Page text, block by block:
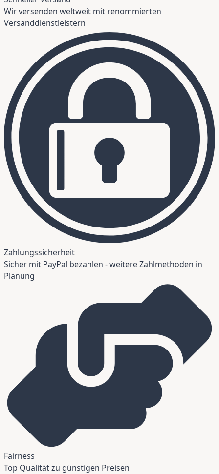
Wir versenden weltweit mit renommierten
Versanddienstleistern
Zahlungssicherheit
Sicher mit PayPal bezahlen - weitere Zahlmethoden in
Planung
Fairness
Top Qualität zu günstigen Preisen